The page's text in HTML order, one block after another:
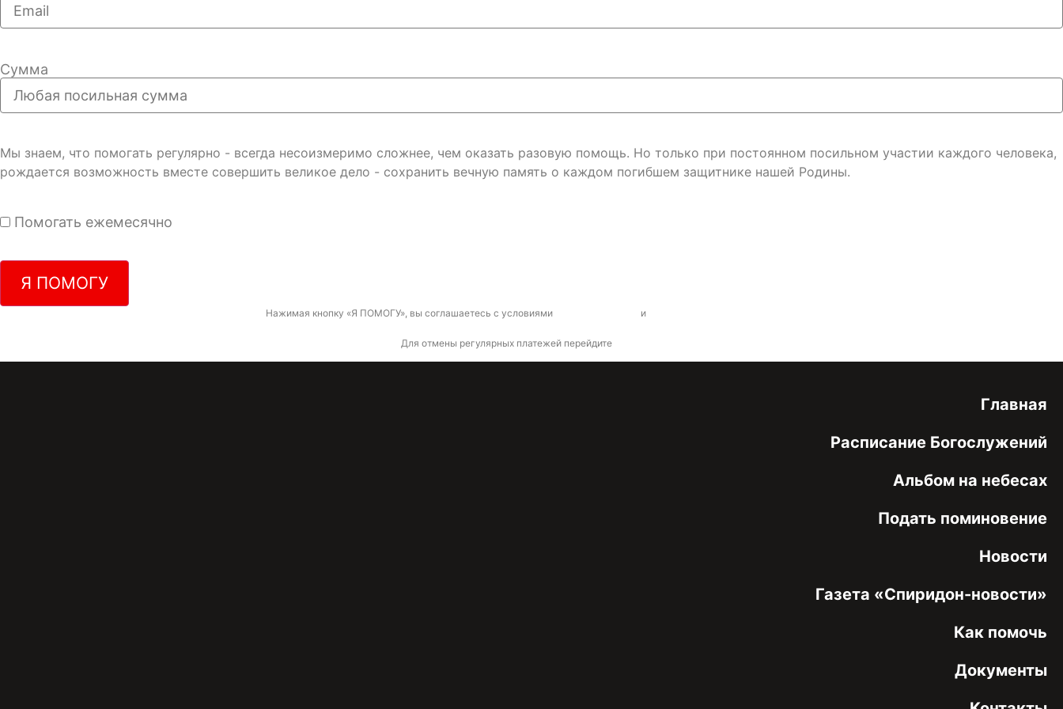
Сумма
Мы знаем, что помогать регулярно - всегда несоизмеримо сложнее, чем оказать разовую помощь. Но только при постоянном посильном участии каждого человека,
рождается возможность вместе совершить великое дело - сохранить вечную память о каждом погибшем защитнике нашей Родины.
Помогать ежемесячно
Я ПОМОГУ
Нажимая кнопку «Я ПОМОГУ», вы соглашаетесь с условиями и
Для отмены регулярных платежей перейдите
Главная
Расписание Богослужений
Альбом на небесах
Подать поминовение
Новости
Газета «Спиридон-новости»
Как помочь
Документы